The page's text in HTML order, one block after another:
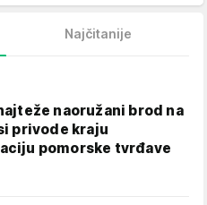
Najčitanije
naoružani brod na
privode kraju
pomorske tvrđave